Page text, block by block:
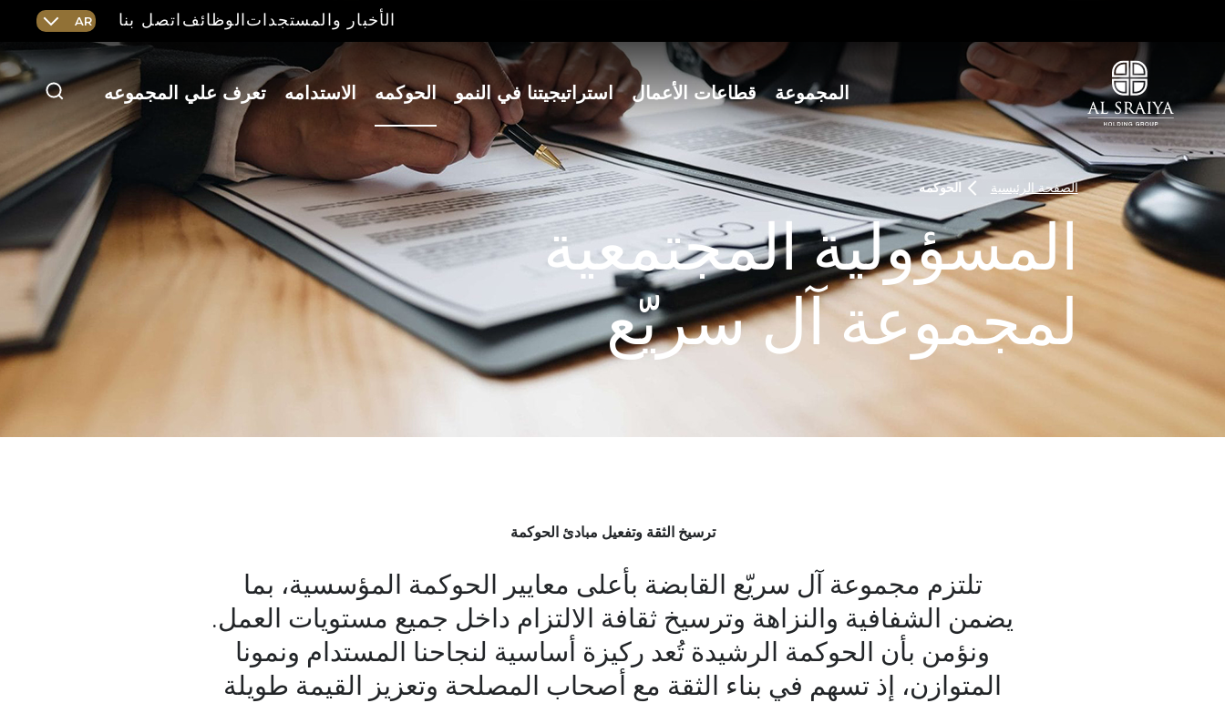
content
الأخبار والمستجداتالوظائفاتصل بنا AR
Current
language
click
switch
language
المجموعة قطاعات الأعمال استراتيجيتنا في النمو الحوكمه الاستدامه تعرف علي المجموعه بحث
Breadcrumbs
الصفحة الرئيسية الحوكمه
المسؤولية المجتمعية
لمجموعة آل سريّع
ترسيخ الثقة وتفعيل مبادئ الحوكمة
تلتزم مجموعة آل سريّع القابضة بأعلى معايير الحوكمة المؤسسية، بما
يضمن الشفافية والنزاهة وترسيخ ثقافة الالتزام داخل جميع مستويات العمل.
ونؤمن بأن الحوكمة الرشيدة تُعد ركيزة أساسية لنجاحنا المستدام ونمونا
المتوازن، إذ تسهم في بناء الثقة مع أصحاب المصلحة وتعزيز القيمة طويلة